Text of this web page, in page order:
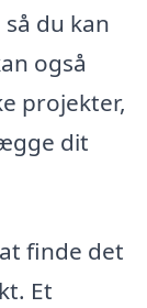
du kan
også
projekter,
dit
finde det
Et